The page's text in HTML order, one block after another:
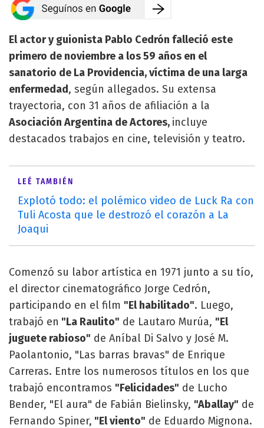
El actor y guionista Pablo Cedrón falleció este
primero de noviembre a los 59 años en el
sanatorio de La Providencia, víctima de una larga
enfermedad, según allegados. Su extensa
trayectoria, con 31 años de afiliación a la
Asociación Argentina de Actores, incluye
destacados trabajos en cine, televisión y teatro.
LEÉ TAMBIÉN
Explotó todo: el polémico video de Luck Ra con
Tuli Acosta que le destrozó el corazón a La
Joaqui
Comenzó su labor artística en 1971 junto a su tío,
el director cinematográfico Jorge Cedrón,
participando en el film "El habilitado". Luego,
trabajó en "La Raulito" de Lautaro Murúa, "El
juguete rabioso" de Aníbal Di Salvo y José M.
Paolantonio, "Las barras bravas" de Enrique
Carreras. Entre los numerosos títulos en los que
trabajó encontramos "Felicidades" de Lucho
Bender, "El aura" de Fabián Bielinsky, "Aballay" de
Fernando Spiner, "El viento" de Eduardo Mignona.